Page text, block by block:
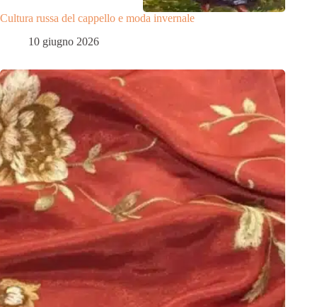
Cultura russa del cappello e moda invernale
10 giugno 2026